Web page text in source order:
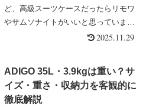
ど、高級スーツケースだったらリモワ
やサムソナイトがいいと思っています
か？または、年に数回しか行かない旅
ます。しかし、リモワは金額がとって
も高く軽く１０万円はします。サムソ
ナイトも、リモワほどは高くないので
2025.11.29
ADIGO 35L・3.9kgは重い？サ
イズ・重さ・収納力を客観的に
徹底解説